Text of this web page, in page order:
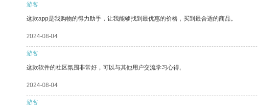
游客
这款app是我购物的得力助手，让我能够找到最优惠的价格，买到最合适的商品。
2024-08-04
游客
这款软件的社区氛围非常好，可以与其他用户交流学习心得。
2024-08-04
游客